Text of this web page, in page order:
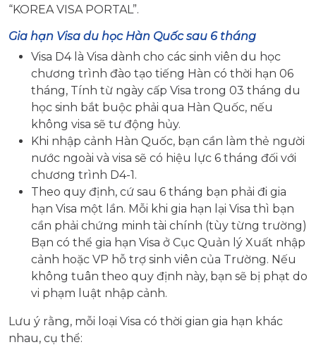
“KOREA VISA PORTAL”.
Gia hạn Visa du học Hàn Quốc sau 6 tháng
Visa D4 là Visa dành cho các sinh viên du học
chương trình đào tạo tiếng Hàn có thời hạn 06
tháng, Tính từ ngày cấp Visa trong 03 tháng du
học sinh bắt buộc phải qua Hàn Quốc, nếu
không visa sẽ tư động hủy.
Khi nhập cảnh Hàn Quốc, bạn cần làm thẻ người
nước ngoài và visa sẽ có hiệu lực 6 tháng đối với
chương trình D4-1.
Theo quy định, cứ sau 6 tháng bạn phải đi gia
hạn Visa một lần. Mỗi khi gia hạn lại Visa thì bạn
cần phải chứng minh tài chính (tùy từng trường)
Bạn có thể gia hạn Visa ở Cục Quản lý Xuất nhập
cảnh hoặc VP hỗ trợ sinh viên của Trường. Nếu
không tuân theo quy định này, bạn sẽ bị phạt do
vi phạm luật nhập cảnh.
Lưu ý rằng, mỗi loại Visa có thời gian gia hạn khác
nhau, cụ thể: